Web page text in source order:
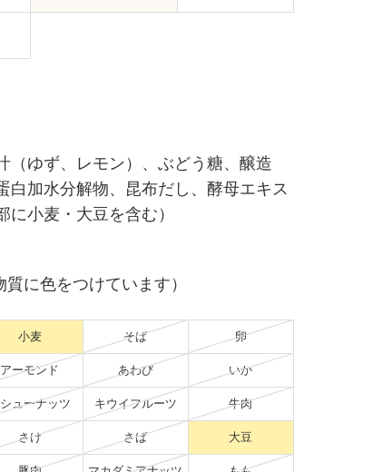
（ゆず、レモン）、ぶどう糖、醸造
白加水分解物、昆布だし、酵母エキス
小麦・大豆を含む）
質に色をつけています）
小麦 そば 卵
アーモンド あわび いか
ューナッツ キウイフルーツ 牛肉
さけ さば 大豆